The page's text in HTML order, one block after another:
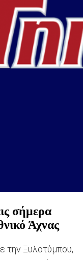
σήμερα
Άχνας
την Ξυλοτύμπου,